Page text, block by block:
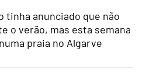
anunciado que não
o verão, mas esta semana
praia no Algarve